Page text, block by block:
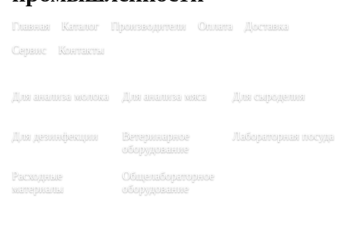
Главная Каталог Производители Оплата
Доставка
Сервис
Контакты
Для анализа молока Для анализа мяса Для сыроделия
Для дезинфекции
Ветеринарное
оборудование
Лабораторная посуда
Расходные
материалы
Общелабораторное
оборудование